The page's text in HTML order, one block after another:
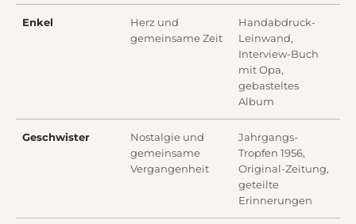
Enkel
Herz und
gemeinsame Zeit
Handabdruck-
Leinwand,
Interview-Buch
mit Opa,
gebasteltes
Album
Geschwister
Nostalgie und
gemeinsame
Vergangenheit
Jahrgangs-
Tropfen 1956,
Original-Zeitung,
geteilte
Erinnerungen